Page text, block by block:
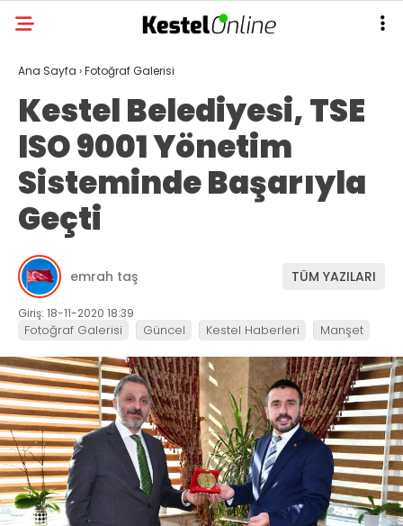
Ana Sayfa ›Fotoğraf Galerisi
Kestel Belediyesi, TSE
ISO 9001 Yönetim
Sisteminde Başarıyla
Geçti
emrah taş TÜM YAZILARI
Giriş: 18-11-2020 18:39
Fotoğraf Galerisi Güncel Kestel Haberleri Manşet